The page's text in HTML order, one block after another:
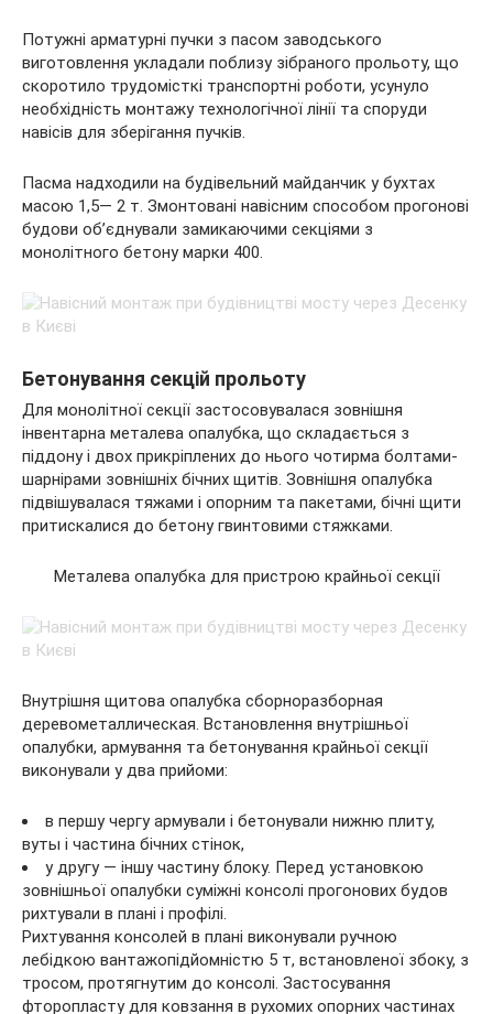
Потужні арматурні пучки з пасом заводського
виготовлення укладали поблизу зібраного прольоту, що
скоротило трудомісткі транспортні роботи, усунуло
необхідність монтажу технологічної лінії та споруди
навісів для зберігання пучків.
Пасма надходили на будівельний майданчик у бухтах
масою 1,5— 2 т. Змонтовані навісним способом прогонові
будови об’єднували замикаючими секціями з
монолітного бетону марки 400.
Бетонування секцій прольоту
Для монолітної секції застосовувалася зовнішня
інвентарна металева опалубка, що складається з
піддону і двох прикріплених до нього чотирма болтами-
шарнірами зовнішніх бічних щитів. Зовнішня опалубка
підвішувалася тяжами і опорним та пакетами, бічні щити
притискалися до бетону гвинтовими стяжками.
Металева опалубка для пристрою крайньої секції
Внутрішня щитова опалубка сборноразборная
деревометаллическая. Встановлення внутрішньої
опалубки, армування та бетонування крайньої секції
виконували у два прийоми:
в першу чергу армували і бетонували нижню плиту,
вуты і частина бічних стінок,
у другу — іншу частину блоку. Перед установкою
зовнішньої опалубки суміжні консолі прогонових будов
рихтували в плані і профілі.
Рихтування консолей в плані виконували ручною
лебідкою вантажопідйомністю 5 т, встановленої збоку, з
тросом, протягнутим до консолі. Застосування
фторопласту для ковзання в рухомих опорних частинах